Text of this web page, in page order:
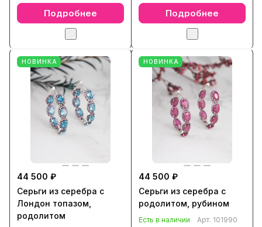
Подробнее Подробнее
НОВИНКА
44 500 ₽
Серьги из серебра с
Лондон топазом,
родолитом
НОВИНКА
44 500 ₽
Серьги из серебра с
родолитом, рубином
Есть в наличии Арт. 101990